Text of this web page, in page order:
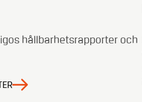
hållbarhetsrapporter och